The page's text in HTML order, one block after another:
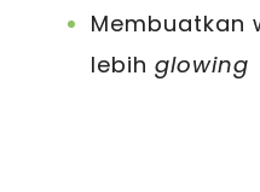
Membuatkan
lebih glowing